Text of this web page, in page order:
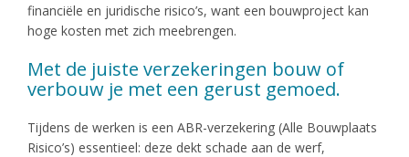
financiële en juridische risico’s, want een bouwproject kan
hoge kosten met zich meebrengen.
Met de juiste verzekeringen bouw of
verbouw je met een gerust gemoed.
Tijdens de werken is een ABR-verzekering (Alle Bouwplaats
Risico’s) essentieel: deze dekt schade aan de werf,